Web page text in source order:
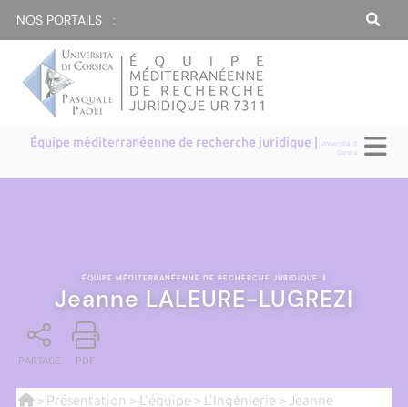
NOS PORTAILS :
Équipe méditerranéenne de recherche juridique |Università di
Corsica
ÉQUIPE MÉDITERRANÉENNE DE RECHERCHE JURIDIQUE |
Jeanne LALEURE-LUGREZI
PARTAGE PDF
> Présentation > L'équipe > L'Ingénierie > Jeanne